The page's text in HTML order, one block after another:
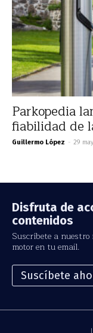
Parkopedia
fiabilidad de
Guillermo López - 29
Disfruta de
contenidos
Suscríbete a
motor en tu email.
Suscíbete